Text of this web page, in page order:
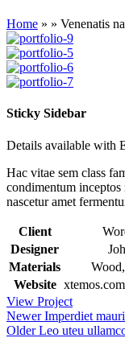
Home » » Venenatis
Sticky Sidebar
Details available with
Hac vitae sem class
condimentum
nascetur amet
Client
Designer
Materials
Website
View Project
Newer Imperdiet
Older Leo uteu